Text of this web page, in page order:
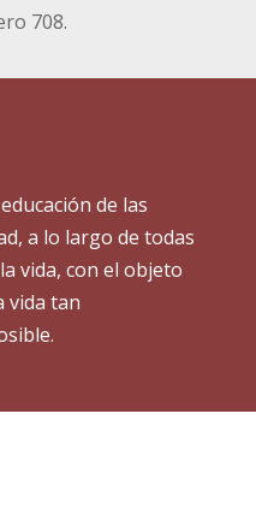
708.
de las
a lo largo de todas
vida, con el objeto
vida tan